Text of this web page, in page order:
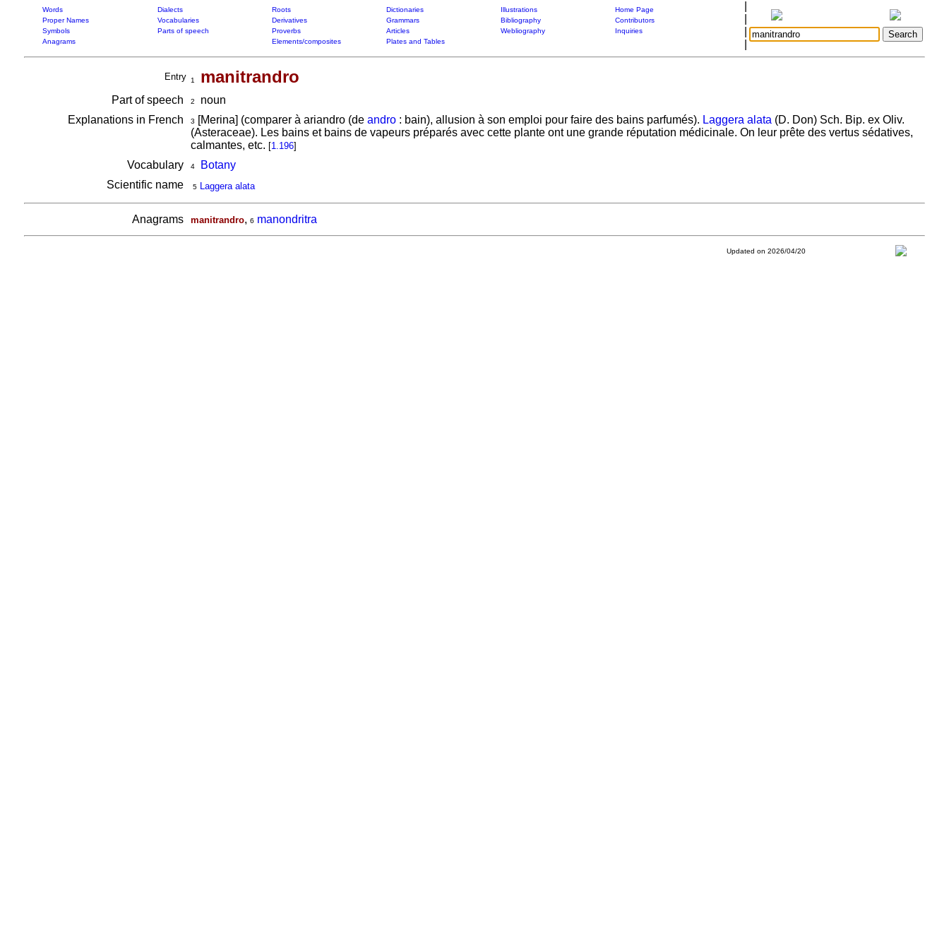
Words Dialects Roots Dictionaries Illustrations
Home Page
Proper Names
Vocabularies Derivatives Grammars Bibliography
Contributors
Symbols
Parts of speech Proverbs Articles Webliography
Inquiries
Anagrams
Elements/composites Plates and Tables
Entry 1 manitrandro
Part of speech 2
noun
Explanations in French
3 [Merina] (comparer à ariandro (de andro: bain), allusion à son emploi pour faire des bains parfumés). Laggera alata (D. Don) Sch. Bip. ex Oliv.
(Asteraceae). Les bains et bains de vapeurs préparés avec cette plante ont une grande réputation médicinale. On leur prête des vertus sédatives,
calmantes, etc. [1.196]
Vocabulary 4
Botany
Scientific name
5 Laggera alata
Anagrams manitrandro, 6 manondritra
Updated on 2026/04/20